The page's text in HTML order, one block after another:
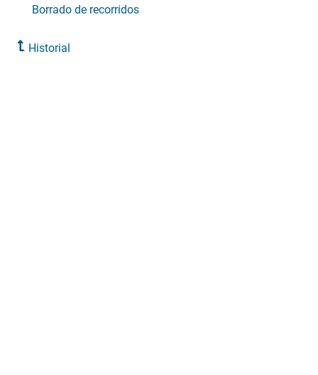
Borrado de recorridos
Historial